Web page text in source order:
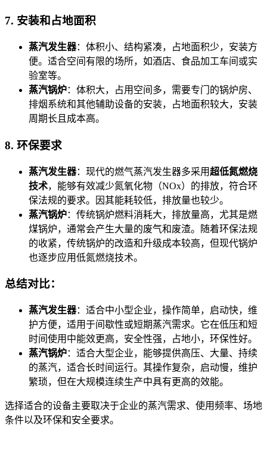
7. 安装和占地面积
蒸汽发生器：体积小、结构紧凑，占地面积少，安装方
便。适合空间有限的场所，如酒店、食品加工车间或实
验室等。
蒸汽锅炉：体积大，占用空间多，需要专门的锅炉房、
排烟系统和其他辅助设备的安装，占地面积较大，安装
周期长且成本高。
8. 环保要求
蒸汽发生器：现代的燃气蒸汽发生器多采用超低氮燃烧
技术，能够有效减少氮氧化物（NOx）的排放，符合环
保法规的要求。因其能耗较低，排放量也较少。
蒸汽锅炉：传统锅炉燃料消耗大，排放量高，尤其是燃
煤锅炉，通常会产生大量的废气和废渣。随着环保法规
的收紧，传统锅炉的改造和升级成本较高，但现代锅炉
也逐步应用低氮燃烧技术。
总结对比：
蒸汽发生器：适合中小型企业，操作简单，启动快，维
护方便，适用于间歇性或短期蒸汽需求。它在低压和短
时间使用中能效更高，安全性强，占地小，环保性好。
蒸汽锅炉：适合大型企业，能够提供高压、大量、持续
的蒸汽，适合长时间运行。其操作复杂，启动慢，维护
繁琐，但在大规模连续生产中具有更高的效能。
选择适合的设备主要取决于企业的蒸汽需求、使用频率、场地
条件以及环保和安全要求。